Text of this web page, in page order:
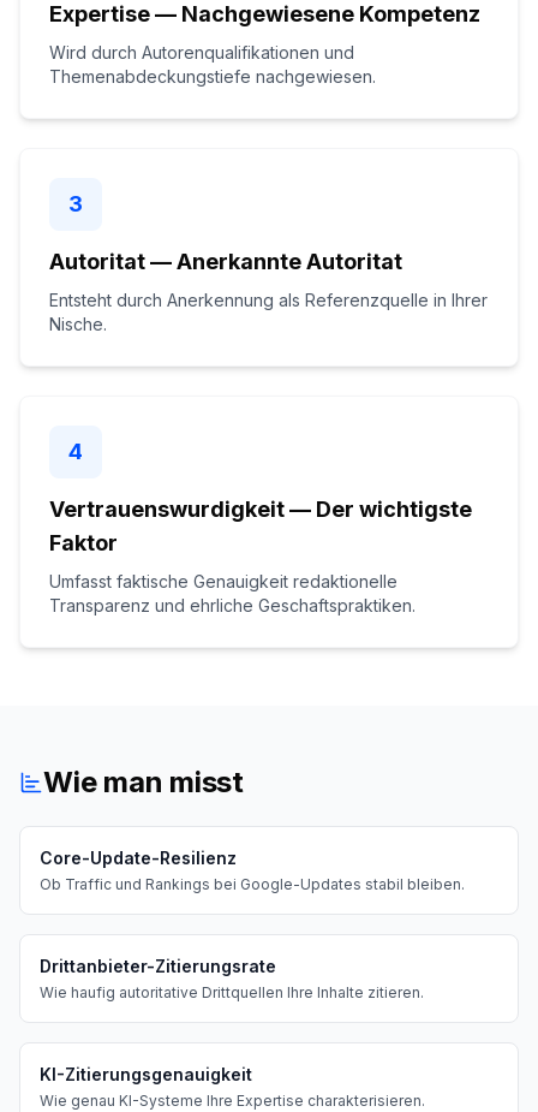
Expertise — Nachgewiesene Kompetenz
Wird durch Autorenqualifikationen und
Themenabdeckungstiefe nachgewiesen.
3
Autoritat — Anerkannte Autoritat
Entsteht durch Anerkennung als Referenzquelle in Ihrer
Nische.
4
Vertrauenswurdigkeit — Der wichtigste
Faktor
Umfasst faktische Genauigkeit redaktionelle
Transparenz und ehrliche Geschaftspraktiken.
Wie man misst
Core-Update-Resilienz
Ob Traffic und Rankings bei Google-Updates stabil bleiben.
Drittanbieter-Zitierungsrate
Wie haufig autoritative Drittquellen Ihre Inhalte zitieren.
KI-Zitierungsgenauigkeit
Wie genau KI-Systeme Ihre Expertise charakterisieren.